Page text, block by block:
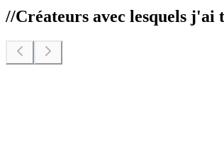
//Créateurs avec lesquels j'ai